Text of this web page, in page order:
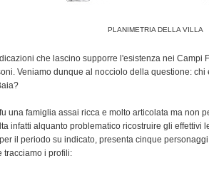
PLANIMETRIA DELLA VILLA
che lascino supporre l'esistenza nei Campi
Veniamo dunque al nocciolo della questione: chi
una famiglia assai ricca e molto articolata ma non
infatti alquanto problematico ricostruire gli effettivi
il periodo su indicato, presenta cinque
tracciamo i profili: